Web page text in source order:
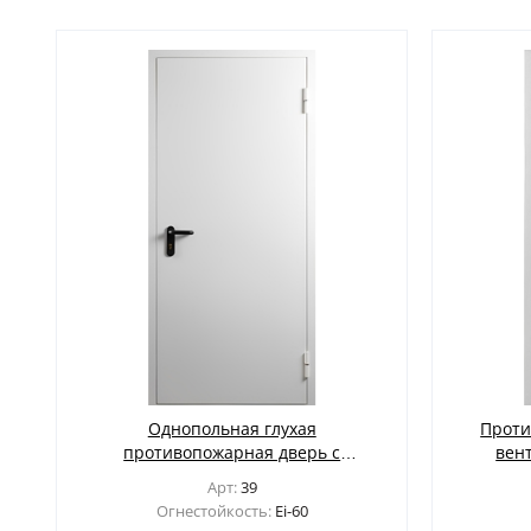
ЖАЛЮЗИЙНЫЕ СТАВНИ
Однопольная глухая
противопожарная дверь с
Арт:39
Огнестойкость:Ei-60